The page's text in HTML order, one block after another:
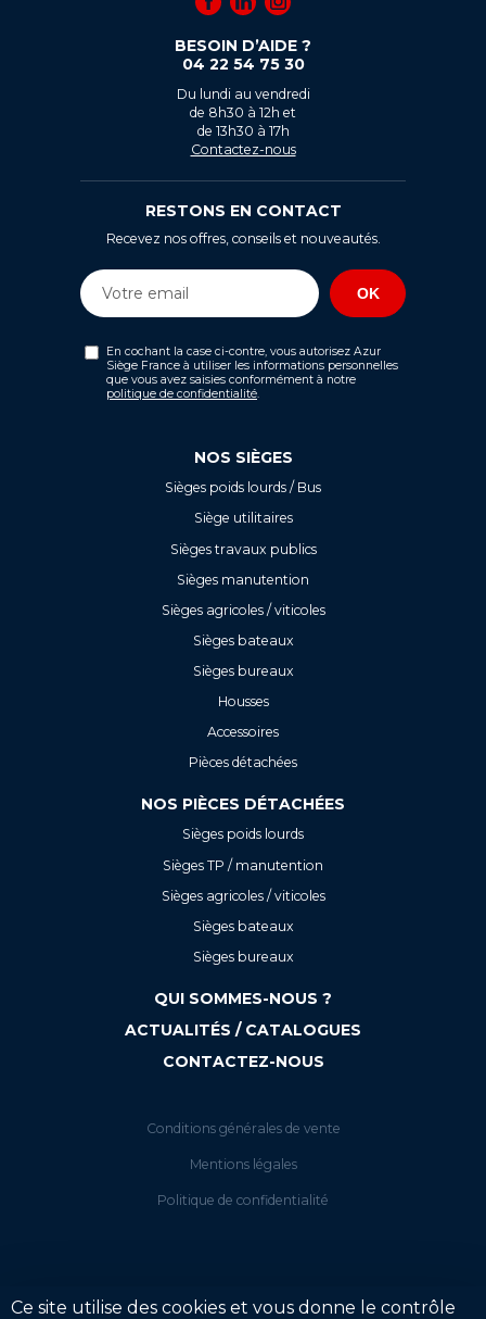
BESOIN D’AIDE ?
04 22 54 75 30
Du lundi au vendredi
de 8h30 à 12h et
de 13h30 à 17h
Contactez-nous
RESTONS EN CONTACT
Recevez nos offres, conseils et nouveautés.
En cochant la case ci-contre, vous autorisez Azur
Siège France à utiliser les informations personnelles
que vous avez saisies conformément à notre
politique de confidentialité.
NOS SIÈGES
Sièges poids lourds / Bus
Siège utilitaires
Sièges travaux publics
Sièges manutention
Sièges agricoles / viticoles
Sièges bateaux
Sièges bureaux
Housses
Accessoires
Pièces détachées
NOS PIÈCES DÉTACHÉES
Sièges poids lourds
Sièges TP / manutention
Sièges agricoles / viticoles
Sièges bateaux
Sièges bureaux
QUI SOMMES-NOUS ?
ACTUALITÉS / CATALOGUES
CONTACTEZ-NOUS
Conditions générales de vente
Mentions légales
Politique de confidentialité
Ce site utilise des cookies et vous donne le contrôle